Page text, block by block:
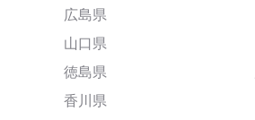
広島県
山口県
徳島県
香川県